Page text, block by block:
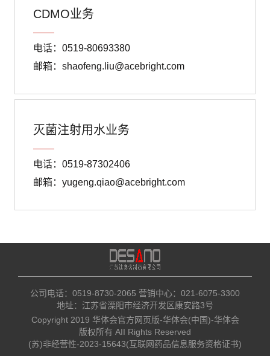
CDMO业务
电话：0519-80693380
邮箱：shaofeng.liu@acebright.com
灭菌注射用水业务
电话：0519-87302406
邮箱：yugeng.qiao@acebright.com
公司电话：0519-8730-2065​ 营销中心：021-6075-3300
地址：江苏省溧阳市经济开发区康安路3号
Copyright 2019 华体会官方网页版-华体会(中国)-华体会
版权所有 AII Rights Reserved
(苏)非经营性-2023-15643(互联网药品信息服务资格证书)